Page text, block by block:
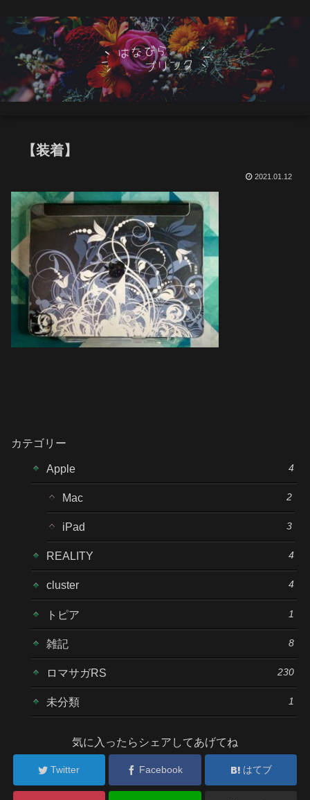
【装着】
2021.01.12
カテゴリー
Apple 4
Mac 2
iPad 3
REALITY 4
cluster 4
トピア 1
雑記 8
ロマサガRS 230
未分類 1
気に入ったらシェアしてあげてね
Twitter Facebook はてブ